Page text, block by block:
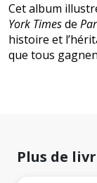
Cet album
York Timesde
histoire et
que tous
Plus de